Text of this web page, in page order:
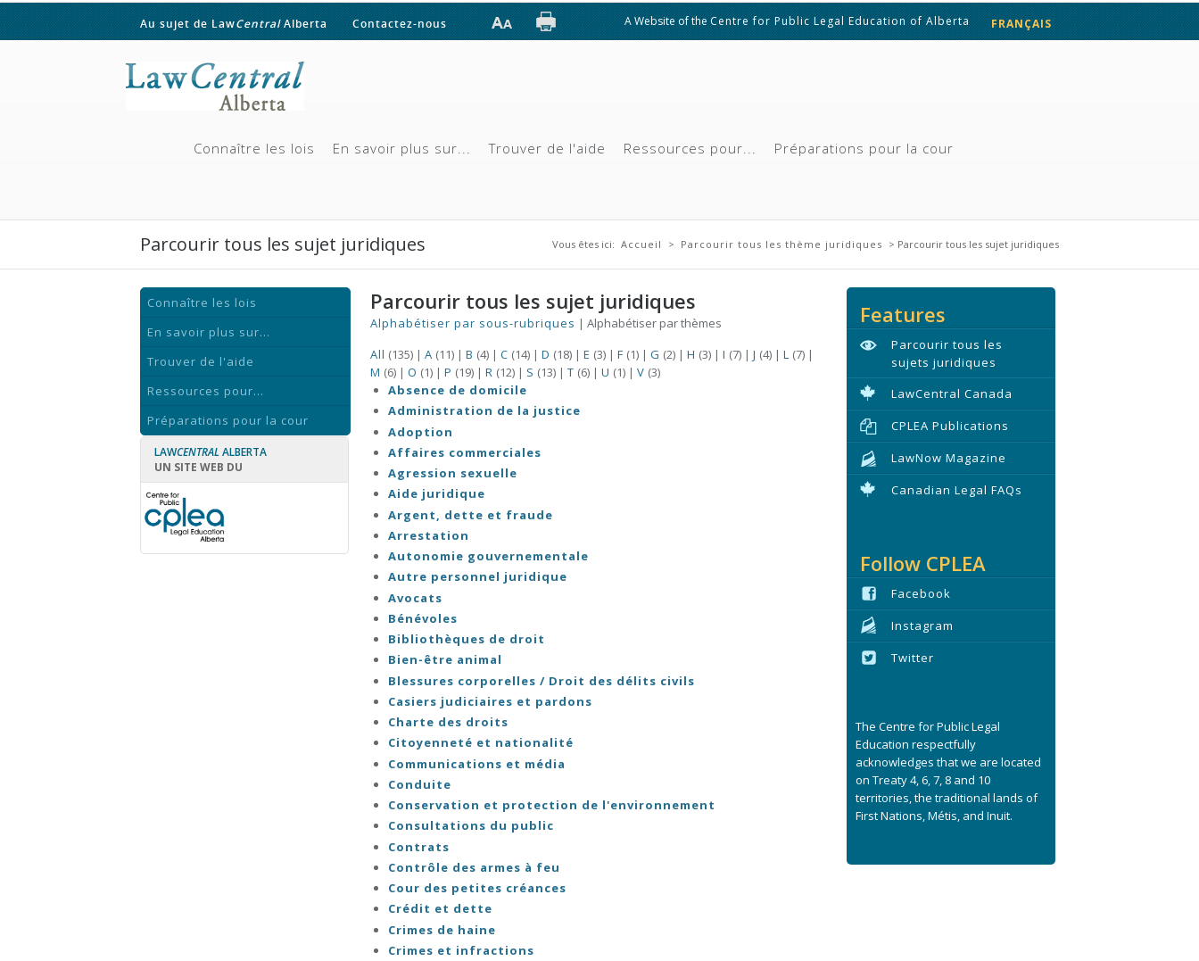
Au sujet de LawCentralAlberta Contactez-nous A Website of theCentre for Public Legal Education of Alberta FRANÇAIS
Connaître les lois En savoir plus sur... Trouver de l'aide Ressources pour... Préparations pour la cour
Vous êtes ici
Vous êtes ici: Accueil > Parcourir tous les thème juridiques > Parcourir tous les sujet juridiques
Parcourir tous les sujet juridiques
Connaître les lois
En savoir plus sur...
Trouver de l'aide
Ressources pour...
Préparations pour la cour
LAWCENTRAL ALBERTA
UN SITE WEB DU
Parcourir tous les sujet juridiques
Alphabétiser par sous-rubriques | Alphabétiser par thèmes
All (135) | A (11) | B (4) | C (14) | D (18) | E (3) | F (1) | G (2) | H (3) | I (7) | J (4) | L (7) |
M (6) | O (1) | P (19) | R (12) | S (13) | T (6) | U (1) | V (3)
Absence de domicile
Administration de la justice
Adoption
Affaires commerciales
Agression sexuelle
Aide juridique
Argent, dette et fraude
Arrestation
Autonomie gouvernementale
Autre personnel juridique
Avocats
Bénévoles
Bibliothèques de droit
Bien-être animal
Blessures corporelles / Droit des délits civils
Casiers judiciaires et pardons
Charte des droits
Citoyenneté et nationalité
Communications et média
Conduite
Conservation et protection de l'environnement
Consultations du public
Contrats
Contrôle des armes à feu
Cour des petites créances
Crédit et dette
Crimes de haine
Crimes et infractions
Features
Parcourir tous les
sujets juridiques
LawCentral Canada
CPLEA Publications
LawNow Magazine
Canadian Legal FAQs
Follow CPLEA
Facebook
Instagram
Twitter
The Centre for Public Legal
Education respectfully
acknowledges that we are located
on Treaty 4, 6, 7, 8 and 10
territories, the traditional lands of
First Nations, Métis, and Inuit.